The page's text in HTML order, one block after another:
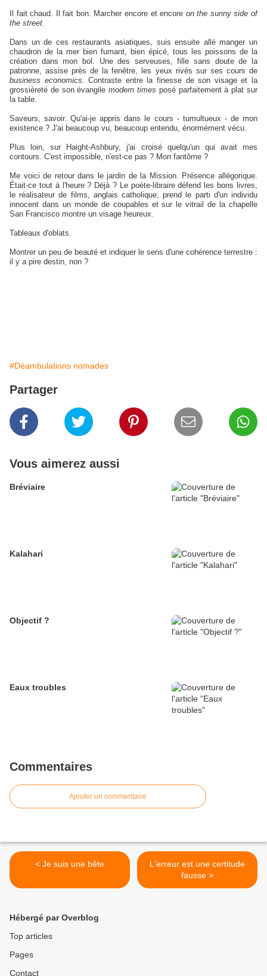
Il fait chaud. Il fait bon. Marcher encore et encore on the sunny side of
the street.
Dans un de ces restaurants asiatiques, suis ensuite allé manger un
chaudron de la mer bien fumant, bien épicé, tous les poissons de la
création dans mon bol. Une des serveuses, fille sans doute de la
patronne, assise près de la fenêtre, les yeux rivés sur ses cours de
business economics. Contraste entre la finesse de son visage et la
grossièreté de son évangilemodern times posé parfaitement à plat sur
la table.
Saveurs, savoir. Qu'ai-je appris dans le cours - tumultueux - de mon
existence ? J'ai beaucoup vu, beaucoup entendu, énormément vécu.
Plus loin, sur Haight-Ashbury, j'ai croisé quelqu'un qui avait mes
contours. C'est impossible, n'est-ce pas ? Mon fantôme ?
Me voici de retour dans le jardin de la Mission. Présence allégorique.
Était-ce tout à l'heure ? Déjà ? Le poète-libraire défend les bons livres,
le réalisateur de films, anglais catholique, prend le parti d'un individu
innocent dans un monde de coupables et sur le vitrail de la chapelle
San Francisco montre un visage heureux.
Tableaux d'oblats.
Montrer un peu de beauté et indiquer le sens d'une cohérence terrestre :
il y a pire destin, non ?
#Déambulations nomades
Partager
Vous aimerez aussi
Bréviaire
Kalahari
Objectif ?
Eaux troubles
Commentaires
Ajouter un commentaire
< Je suis une bête
L'erreur est une certitude
fausse >
Hébergé par Overblog
Top articles
Pages
Contact